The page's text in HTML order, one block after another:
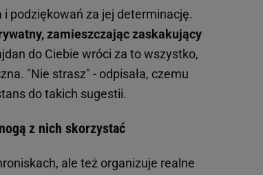
i podziękowań za jej determinację.
zamieszczając zaskakujący
do Ciebie wróci za to wszystko,
"Nie strasz" - odpisała, czemu
do takich sugestii.
z nich skorzystać
ale też organizuje realne